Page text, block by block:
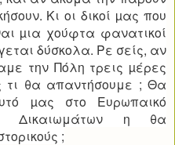
Κι οι δικοί µας που
µια χούφτα φανατικοί
δύσκολα. Ρε σείς, αν
την Πόλη τρεις µέρες
τι θα απαντήσουμε ; Θα
µας στο Ευρωπαικό
Δικαιωμάτων η θα
;